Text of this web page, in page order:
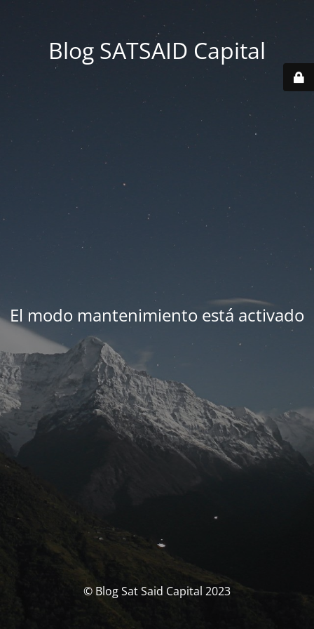
Blog SATSAID Capital
El modo mantenimiento está activado
© Blog Sat Said Capital 2023